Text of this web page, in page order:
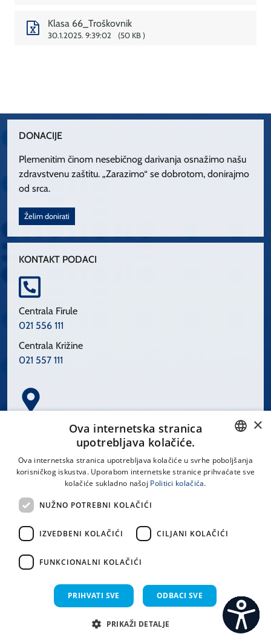
Klasa 66_Troškovnik
30.1.2025. 9:39:02 50 KB
DONACIJE
Plemenitim činom nesebičnog darivanja osnažimo našu
zdravstvenu zaštitu. „Zarazimo“ se dobrotom, donirajmo
od srca.
Želim donirati
KONTAKT PODACI
Centrala Firule
021 556 111
Centrala Križine
021 557 111
Spinčićeva 1, 21000 Split
LINKOVI
Uvjeti korištenja
CROATIAN
×
Ova internetska stranica
upotrebljava kolačiće.
Ova internetska stranica upotrebljava kolačiće u svrhe poboljšanja
korisničkog iskustva. Uporabom internetske stranice prihvaćate sve
kolačiće sukladno našoj Politici kolačića.
NUŽNO POTREBNI KOLAČIĆI
IZVEDBENI KOLAČIĆI CILJANI KOLAČIĆI
FUNKCIONALNI KOLAČIĆI
PRIHVATI SVE ODBACI SVE
PRIKAŽI DETALJE